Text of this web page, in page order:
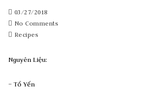
03/27/2018
No Comments
Recipes
Nguyên Liệu:
– Tổ Yến